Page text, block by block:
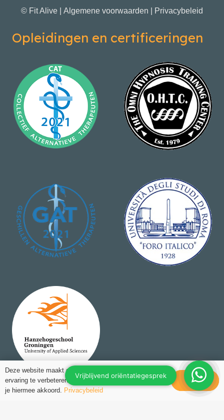
© Fit Alive | Algemene voorwaarden Privacybeleid
Opleidingen en certificeringen
Deze website maakt gebruik van cookies om jouw
ervaring te verbeteren. Als je deze website gebruikt ga
je hiermee akkoord. Privacybeleid
Ok